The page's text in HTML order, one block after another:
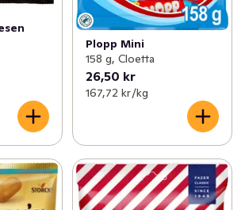
Plopp Mini
158 g, Cloetta
26,50 kr
167,72 kr /kg